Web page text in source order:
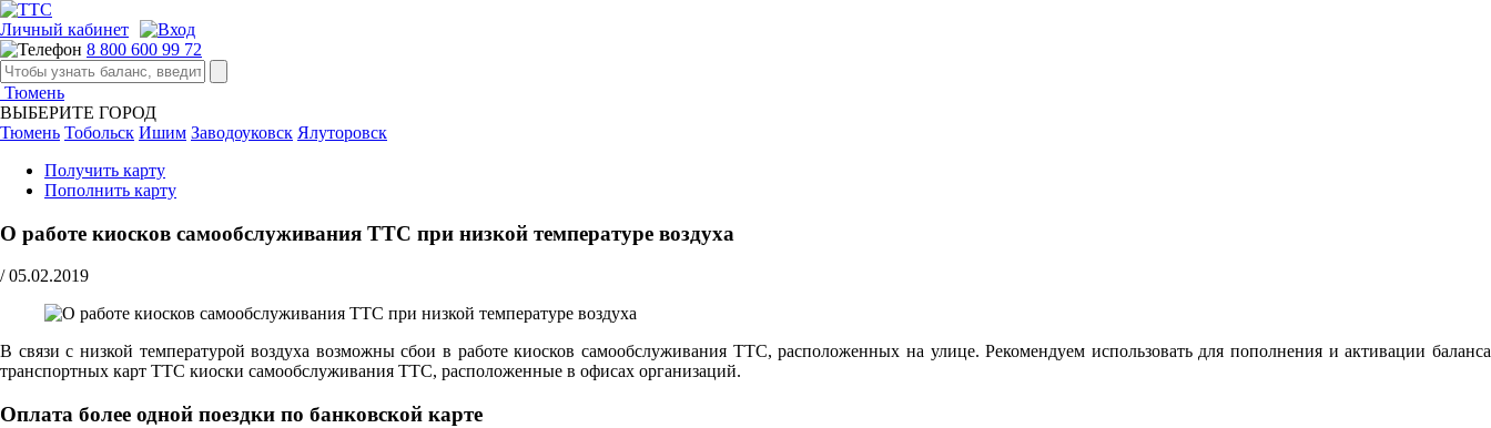
Личный кабинет
8 800 600 99 72
Тюмень
ВЫБЕРИТЕ ГОРОД
Тюмень Тобольск Ишим Заводоуковск Ялуторовск
Получить карту
Пополнить карту
О работе киосков самообслуживания ТТС при низкой температуре воздуха
/ 05.02.2019
В связи с низкой температурой воздуха возможны сбои в работе киосков самообслуживания ТТС, расположенных на улице. Рекомендуем использовать для пополнения и активации баланса
транспортных карт ТТС киоски самообслуживания ТТС, расположенные в офисах организаций.
Оплата более одной поездки по банковской карте